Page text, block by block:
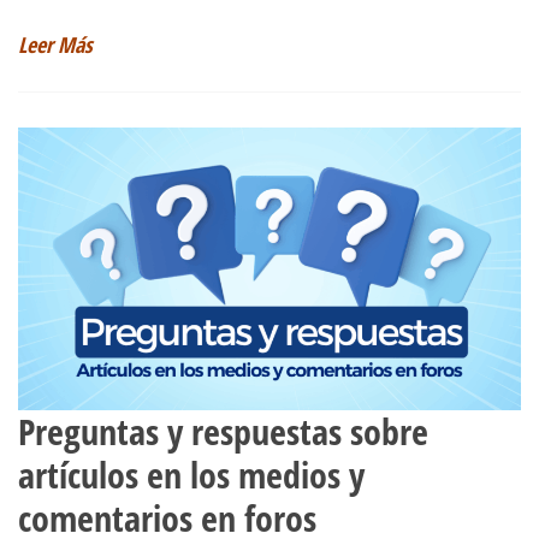
Leer Más
Preguntas y respuestas sobre
artículos en los medios y
comentarios en foros